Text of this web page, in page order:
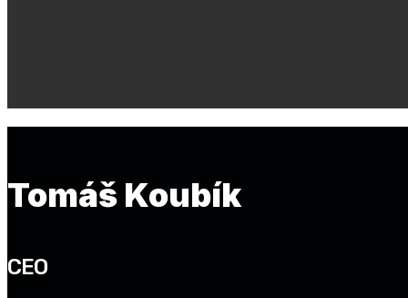
Tomáš Koubík
CEO